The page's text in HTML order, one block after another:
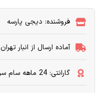
فروشنده: دیجی پارسه
آماده ارسال از انبار تهران
گارانتی: 24 ماهه سام سرویس